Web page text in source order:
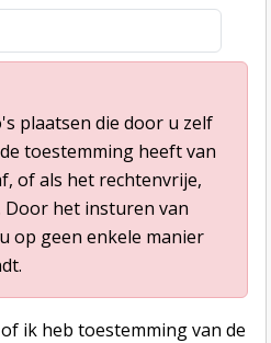
plaatsen die door u zelf
toestemming heeft van
of als het rechtenvrije,
het insturen van
op geen enkele manier
ik heb toestemming van de